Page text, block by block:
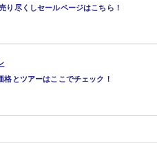
り尽くしセールページはこちら！
格とツアーはここでチェック！